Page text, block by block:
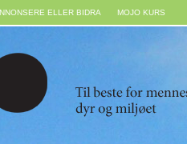
ELLER BIDRA MOJO KURS